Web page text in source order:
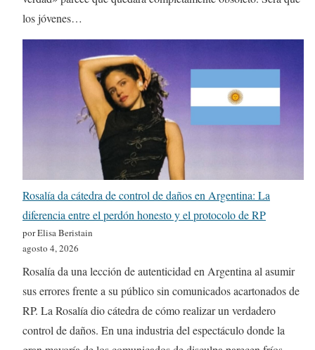
los jóvenes…
Rosalía da cátedra de control de daños en Argentina: La
diferencia entre el perdón honesto y el protocolo de RP
por Elisa Beristain
agosto 4, 2026
Rosalía da una lección de autenticidad en Argentina al asumir
sus errores frente a su público sin comunicados acartonados de
RP. La Rosalía dio cátedra de cómo realizar un verdadero
control de daños. En una industria del espectáculo donde la